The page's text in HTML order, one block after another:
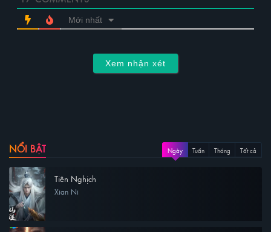
Mới nhất
Xem nhận xét
NỔI BẬT Ngày Tuần Tháng Tất cả
Tiên Nghịch
Xian Ni